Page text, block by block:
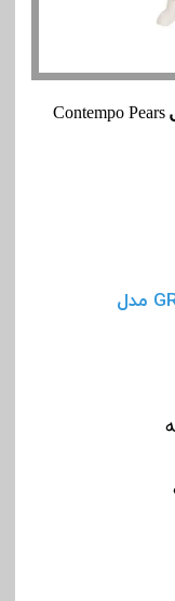
صندلی غذای کودک آبی سبز گراکو GRACO مدل